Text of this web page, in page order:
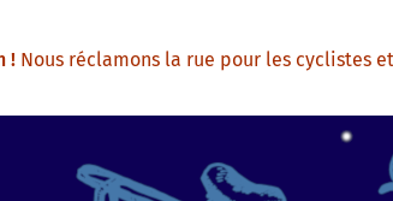
!Nous réclamons la rue pour les cyclistes